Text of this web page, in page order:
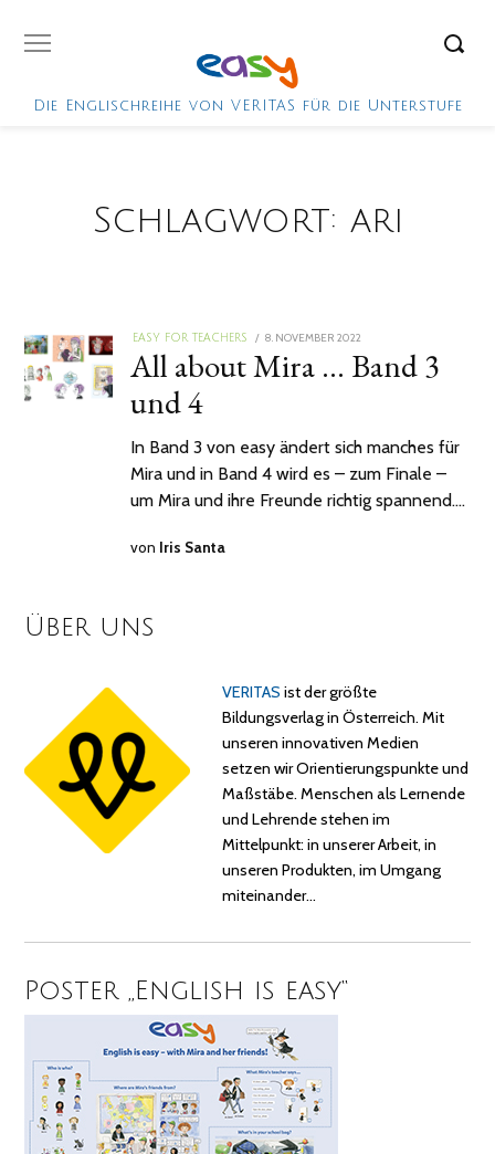
Die Englischreihe von VERITAS für die Unterstufe
Schlagwort: ari
EASY FOR TEACHERS
POSTED
ON
8. NOVEMBER 2022
All about Mira … Band 3
und 4
In Band 3 von easy ändert sich manches für
Mira und in Band 4 wird es – zum Finale –
um Mira und ihre Freunde richtig spannend.…
von Iris Santa
Über uns
VERITAS ist der größte
Bildungsverlag in Österreich. Mit
unseren innovativen Medien
setzen wir Orientierungspunkte und
Maßstäbe. Menschen als Lernende
und Lehrende stehen im
Mittelpunkt: in unserer Arbeit, in
unseren Produkten, im Umgang
miteinander…
Poster „English is easy“